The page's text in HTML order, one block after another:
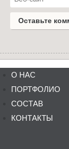
О НАС
ПОРТФОЛИО
СОСТАВ
КОНТАКТЫ